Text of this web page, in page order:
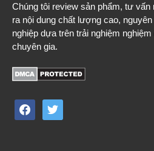
Chúng tôi review sản phẩm, tư vấn
ra nội dung chất lượng cao,
nghiệp dựa trên trải nghiệm
chuyên gia.
facebooktwitter